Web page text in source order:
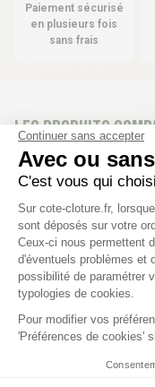
Paiement sécurisé
en plusieurs fois
sans frais
Les produits
Poteau bois non
- 9 x 9 cm
31,10 €
Continuer sans accepter
Avec ou
C'est vous qui
Plateforme
Sur cote-cloture.fr,
sont déposés sur votre
Ceux-ci nous permettent
d'éventuels problèmes et
possibilité de paramétrer
typologies de cookies.
Pour modifier vos
'Préférences de cookies'